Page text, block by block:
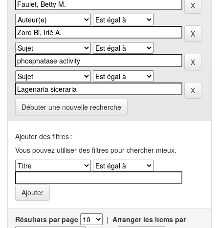
Débuter une nouvelle recherche
Ajouter des filtres :
Vous pouvez utiliser des filtres pour chercher mieux.
Résultats par page | Arranger les items par